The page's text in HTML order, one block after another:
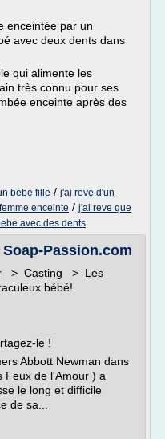
enceintée par un
avec deux dents dans
qui alimente les
très connu pour ses
enceinte après des
bebe fille / j'ai reve d'un
enceinte / j'ai reve que
avec des dents
Passion.com
> Casting > Les
bébé!
le !
Abbott Newman dans
Feux de l'Amour ) a
le long et difficile
de sa...